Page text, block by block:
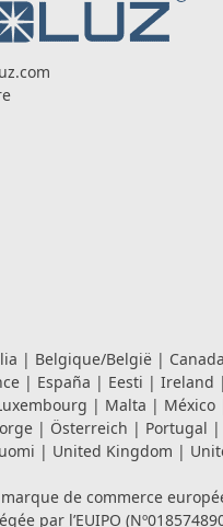
| Belgique/België | Canada
| España | Eesti | Ireland |
| Malta | México
| Österreich | Portugal |
| United Kingdom |
de commerce
par l’EUIPO